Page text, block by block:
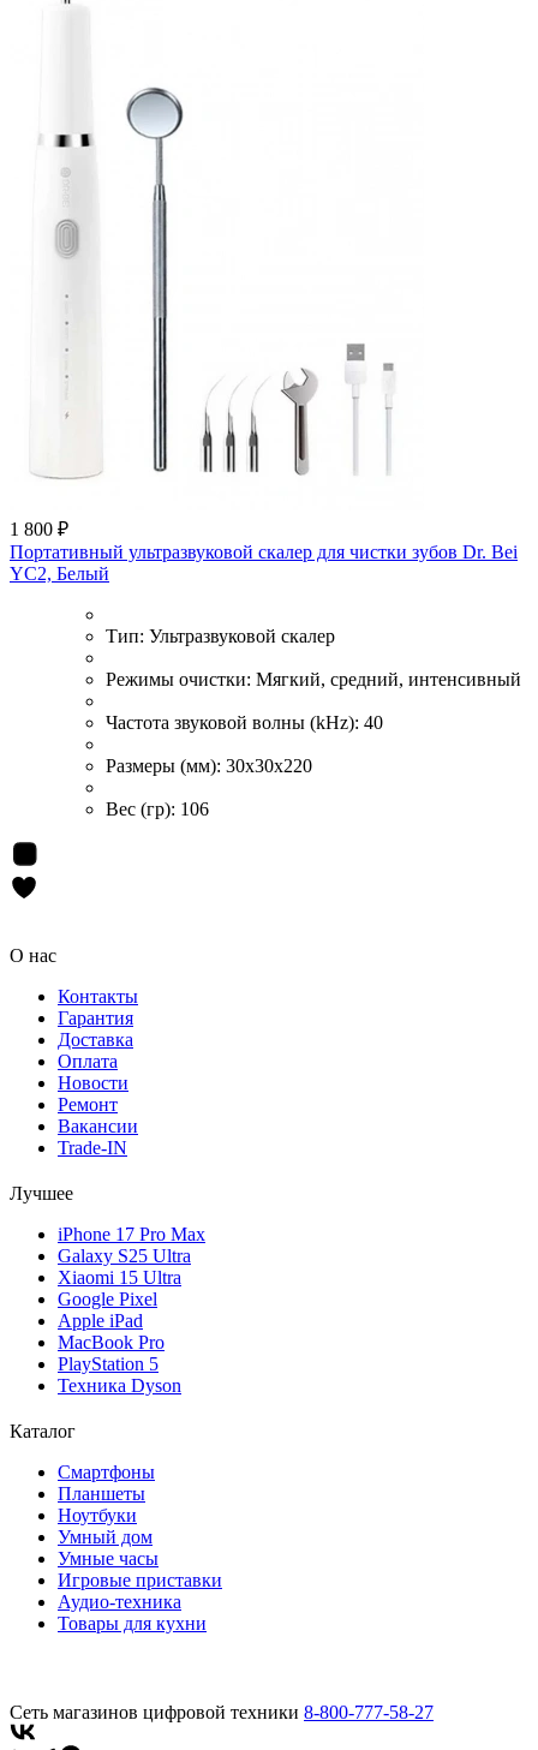
1 800 ₽
Портативный ультразвуковой скалер для чистки зубов Dr. Bei
YC2, Белый
Тип: Ультразвуковой скалер
Режимы очистки: Мягкий, средний, интенсивный
Частота звуковой волны (kHz): 40
Размеры (мм): 30x30x220
Вес (гр): 106
О нас
Контакты
Гарантия
Доставка
Оплата
Новости
Ремонт
Вакансии
Trade-IN
Лучшее
iPhone 17 Pro Max
Galaxy S25 Ultra
Xiaomi 15 Ultra
Google Pixel
Apple iPad
MacBook Pro
PlayStation 5
Техника Dyson
Каталог
Смартфоны
Планшеты
Ноутбуки
Умный дом
Умные часы
Игровые приставки
Аудио-техника
Товары для кухни
Сеть магазинов цифровой техники 8-800-777-58-27